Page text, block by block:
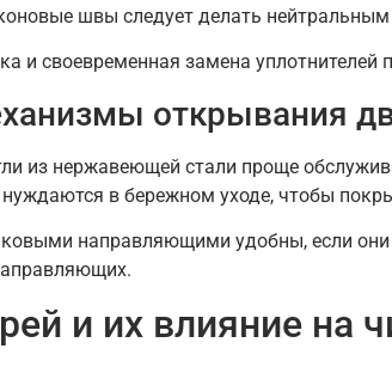
швы следует делать
и своевременная замена
открывания
из нержавеющей стали проще
в бережном уходе, чтобы
направляющими удобны, если
и их влияние на